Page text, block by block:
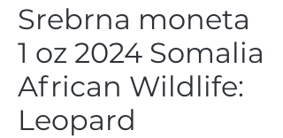
Srebrna moneta
1 oz 2024 Somalia
African Wildlife:
Leopard